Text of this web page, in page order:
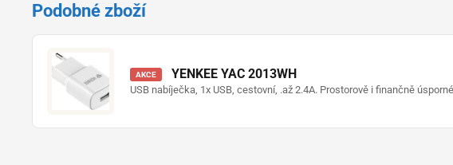
Podobné zboží
AKCE YENKEE YAC 2013WH
USB nabíječka, 1x USB, cestovní, .až 2.4A. Prostorově i finančně